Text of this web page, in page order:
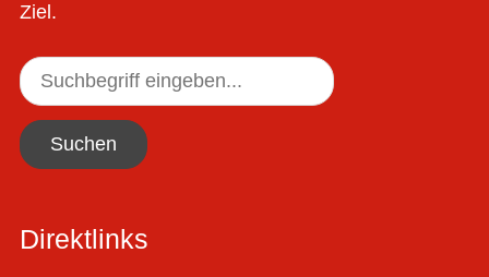
Direktlinks
Ziel.
Suchen